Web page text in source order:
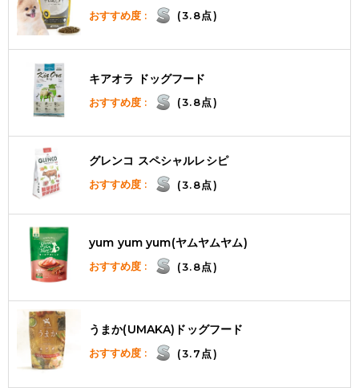
おすすめ度 : (3.8点)
キアオラ ドッグフード
おすすめ度 : (3.8点)
グレンコ スペシャルレシピ
おすすめ度 : (3.8点)
yum yum yum(ヤムヤムヤム)
おすすめ度 : (3.8点)
うまか(UMAKA)ドッグフード
おすすめ度 : (3.7点)